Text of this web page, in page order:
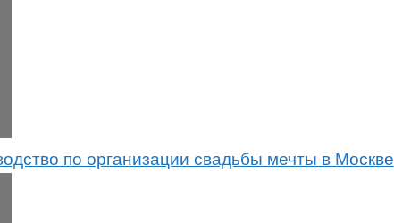
по организации свадьбы мечты в Москве